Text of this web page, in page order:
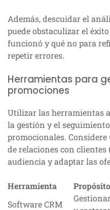
Además, descuidar el
puede obstaculizar el
funcionó y qué no para
repetir errores.
Herramientas para
promociones
Utilizar las herramientas
la gestión y el
promocionales.
de relaciones con clientes
audiencia y adaptar las
Herramienta Propósito
Software CRM